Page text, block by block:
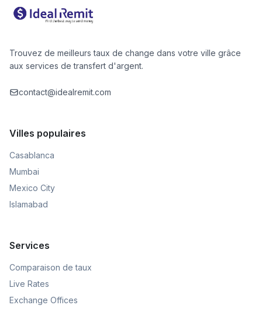
Trouvez de meilleurs taux de change dans votre ville grâce
aux services de transfert d'argent.
contact@idealremit.com
Villes populaires
Casablanca
Mumbai
Mexico City
Islamabad
Services
Comparaison de taux
Live Rates
Exchange Offices